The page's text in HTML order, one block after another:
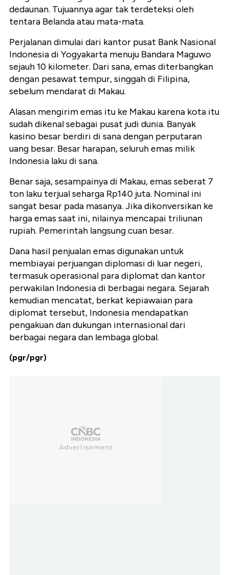
dedaunan. Tujuannya agar tak terdeteksi oleh
tentara Belanda atau mata-mata.
Perjalanan dimulai dari kantor pusat Bank Nasional
Indonesia di Yogyakarta menuju Bandara Maguwo
sejauh 10 kilometer. Dari sana, emas diterbangkan
dengan pesawat tempur, singgah di Filipina,
sebelum mendarat di Makau.
Alasan mengirim emas itu ke Makau karena kota itu
sudah dikenal sebagai pusat judi dunia. Banyak
kasino besar berdiri di sana dengan perputaran
uang besar. Besar harapan, seluruh emas milik
Indonesia laku di sana.
Benar saja, sesampainya di Makau, emas seberat 7
ton laku terjual seharga Rp140 juta. Nominal ini
sangat besar pada masanya. Jika dikonversikan ke
harga emas saat ini, nilainya mencapai triliunan
rupiah. Pemerintah langsung cuan besar.
Dana hasil penjualan emas digunakan untuk
membiayai perjuangan diplomasi di luar negeri,
termasuk operasional para diplomat dan kantor
perwakilan Indonesia di berbagai negara. Sejarah
kemudian mencatat, berkat kepiawaian para
diplomat tersebut, Indonesia mendapatkan
pengakuan dan dukungan internasional dari
berbagai negara dan lembaga global.
(pgr/pgr)